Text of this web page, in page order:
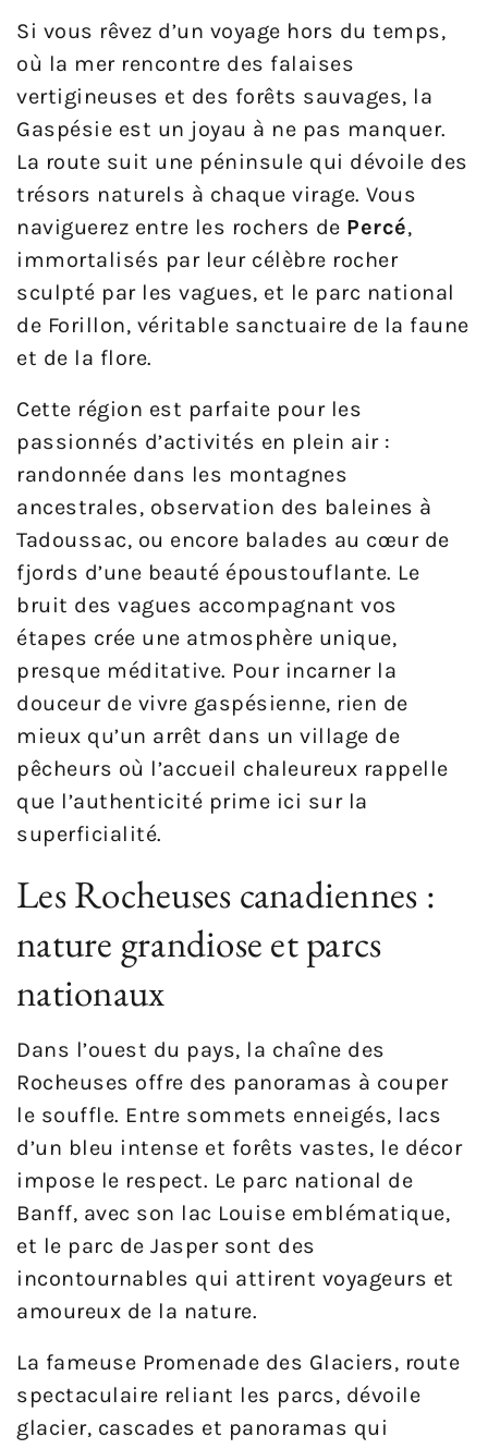
Si vous rêvez d’un voyage hors du temps,
où la mer rencontre des falaises
vertigineuses et des forêts sauvages, la
Gaspésie est un joyau à ne pas manquer.
La route suit une péninsule qui dévoile des
trésors naturels à chaque virage. Vous
naviguerez entre les rochers de Percé,
immortalisés par leur célèbre rocher
sculpté par les vagues, et le parc national
de Forillon, véritable sanctuaire de la faune
et de la flore.
Cette région est parfaite pour les
passionnés d’activités en plein air :
randonnée dans les montagnes
ancestrales, observation des baleines à
Tadoussac, ou encore balades au cœur de
fjords d’une beauté époustouflante. Le
bruit des vagues accompagnant vos
étapes crée une atmosphère unique,
presque méditative. Pour incarner la
douceur de vivre gaspésienne, rien de
mieux qu’un arrêt dans un village de
pêcheurs où l’accueil chaleureux rappelle
que l’authenticité prime ici sur la
superficialité.
Les Rocheuses canadiennes :
nature grandiose et parcs
nationaux
Dans l’ouest du pays, la chaîne des
Rocheuses offre des panoramas à couper
le souffle. Entre sommets enneigés, lacs
d’un bleu intense et forêts vastes, le décor
impose le respect. Le parc national de
Banff, avec son lac Louise emblématique,
et le parc de Jasper sont des
incontournables qui attirent voyageurs et
amoureux de la nature.
La fameuse Promenade des Glaciers, route
spectaculaire reliant les parcs, dévoile
glacier, cascades et panoramas qui